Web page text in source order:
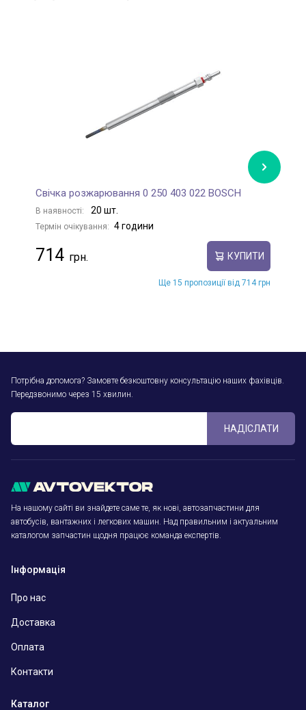
Свічка розжарювання 0 250 403 022 BOSCH
В наявності: 20 шт.
Термін очікування: 4 години
714 КУПИТИ
Ще 15 пропозиції від 714 грн
Потрібна допомога? Замовте безкоштовну консультацію наших фахівців.
Передзвонимо через 15 хвилин.
НАДІСЛАТИ
На нашому сайті ви знайдете саме те, як нові, автозапчастини для
автобусів, вантажних і легкових машин. Над правильним і актуальним
каталогом запчастин щодня працює команда експертів.
Інформація
Про нас
Доставка
Оплата
Контакти
Каталог